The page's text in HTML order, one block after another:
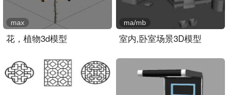
花，植物3d模型
max
室内,卧室场景3D模型
ma/mb